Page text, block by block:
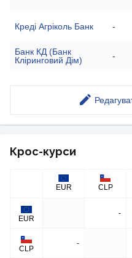
Креді Агріколь Банк -
Банк КД (Банк
Кліринговий Дім)
-
Крос-курси
EUR CLP
EUR
-
CLP
-